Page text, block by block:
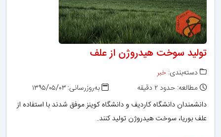
تولید سوخت هیدروژن از علف
دسته‌بندی: خبر
مطالعه: حدود ۲ دقیقه
به‌روزرسانی: ۱۳۹۵/۰۵/۰۳
دانشمندان دانشگاه کاردیف و دانشگاه کوینز موفق شدند با استفاده از
علف بوریا، سوخت هیدروژن تولید کنند.